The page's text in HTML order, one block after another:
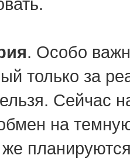
. Особо
только за
Сейчас
на